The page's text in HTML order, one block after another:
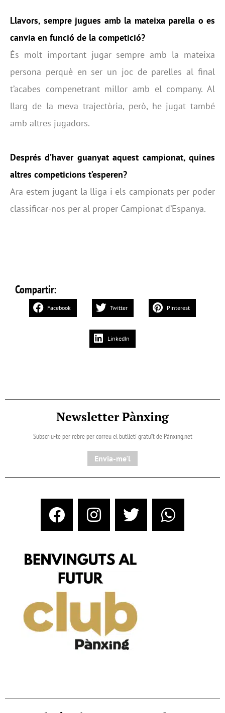
Llavors, sempre jugues amb la mateixa parella o es
canvia en funció de la competició?
És molt important jugar sempre amb la mateixa
persona perquè en ser un joc de parelles al final
t’acabes compenetrant millor amb el company. Al
llarg de la meva trajectòria, però, he jugat també
amb altres jugadors.
Després d’haver guanyat aquest campionat, quines
altres competicions t’esperen?
Ara estem jugant la lliga i els campionats per poder
classificar-nos per al proper Campionat d’Espanya.
Compartir:
Facebook Twitter Pinterest
LinkedIn
Newsletter Pànxing
Subscriu-te per rebre per correu el butlletí gratuït de Pànxing.net​
Envia-me'l